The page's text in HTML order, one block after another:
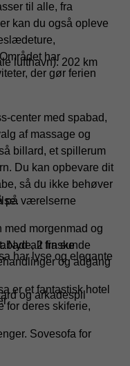
til alle, fra
kan du også opleve
har
der gør ferien
center med spabad,
af massage og
billard, et spillerum
Du kan opbevare dit
så du ikke behøver
morgenmad og
Nyd alt fra sunde
er et fantastisk hotel
for deres skiferie,
lufthavn): 202 km
på værelserne
2 finske
og adgang
og arkadespil
har lyse og elegante
Sovesofa for